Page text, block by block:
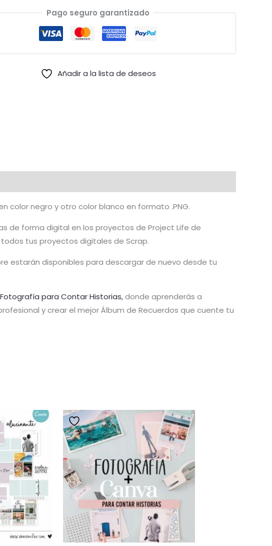
Pago seguro garantizado
Añadir a la lista de deseos
color negro y otro color blanco en formato .PNG.
de forma digital en los proyectos de Project Life de
tus proyectos digitales de Scrap.
estarán disponibles para descargar de nuevo desde tu
para Contar Historias,donde aprenderás a
y crear el mejor Álbum de Recuerdos que cuente tu